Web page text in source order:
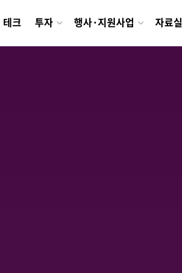
테크 투자 행사·지원사업 자료실